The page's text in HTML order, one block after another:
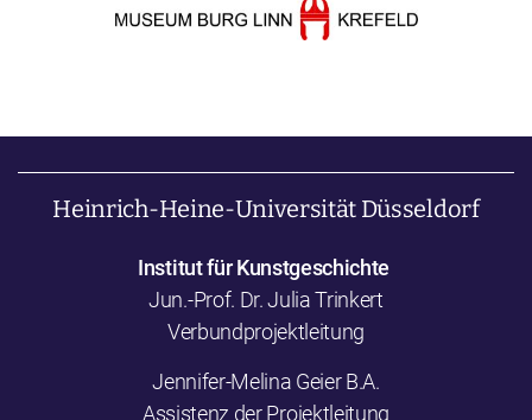
Heinrich-Heine-Universität Düsseldorf
Institut für Kunstgeschichte
Jun.-Prof. Dr. Julia Trinkert
Verbundprojektleitung
Jennifer-Melina Geier B.A.
Assistenz der Projektleitung